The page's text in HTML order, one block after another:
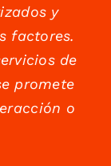
y
factores.
de
promete
o